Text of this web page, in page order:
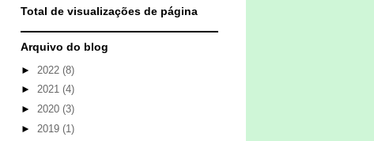
Total de visualizações de página
Arquivo do blog
► 2022 (8)
► 2021 (4)
► 2020 (3)
► 2019 (1)